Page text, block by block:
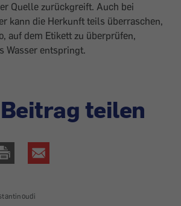
Quelle zurückgreift. Auch bei
kann die Herkunft teils überraschen,
auf dem Etikett zu überprüfen,
Wasser entspringt.
teilen